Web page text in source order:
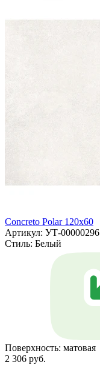
Concreto Polar 120x60
Артикул: УТ-00000296
Стиль: Белый
Поверхность: матовая
2 306 руб.